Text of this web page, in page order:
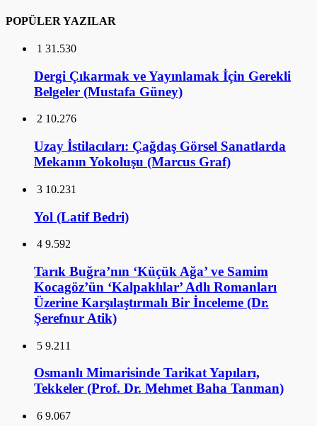
POPÜLER YAZILAR
1 31.530
Dergi Çıkarmak ve Yayınlamak İçin Gerekli
Belgeler (Mustafa Güney)
2 10.276
Uzay İstilacıları: Çağdaş Görsel Sanatlarda
Mekanın Yokoluşu (Marcus Graf)
3 10.231
Yol (Latif Bedri)
4 9.592
Tarık Buğra’nın ‘Küçük Ağa’ ve Samim
Kocagöz’ün ‘Kalpaklılar’ Adlı Romanları
Üzerine Karşılaştırmalı Bir İnceleme (Dr.
Şerefnur Atik)
5 9.211
Osmanlı Mimarisinde Tarikat Yapıları,
Tekkeler (Prof. Dr. Mehmet Baha Tanman)
6 9.067